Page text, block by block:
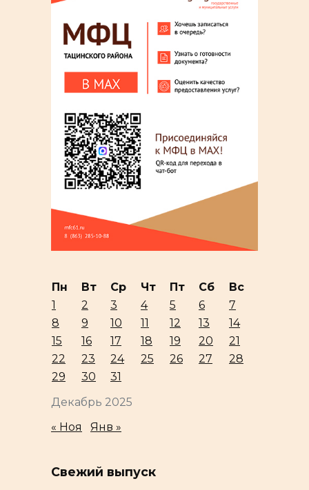
Декабрь 2025
Пн Вт Ср Чт Пт Сб
Вс
1
2 3 4 5 6
7
8
9 10 11 12 13
14
15
16 17 18 19 20
21
22
23 24 25 26 27
28
29
30 31
« Ноя Янв »
Свежий выпуск